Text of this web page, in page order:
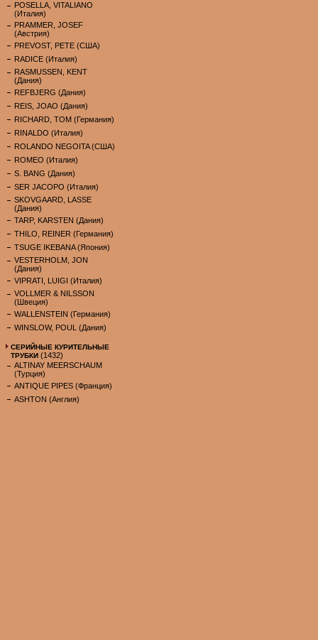
POSELLA, VITALIANO
(Италия)
PRAMMER, JOSEF
(Австрия)
PREVOST, PETE (США)
RADICE (Италия)
RASMUSSEN, KENT
(Дания)
REFBJERG (Дания)
REIS, JOAO (Дания)
RICHARD, TOM (Германия)
RINALDO (Италия)
ROLANDO NEGOITA (США)
ROMEO (Италия)
S. BANG (Дания)
SER JACOPO (Италия)
SKOVGAARD, LASSE
(Дания)
TARP, KARSTEN (Дания)
THILO, REINER (Германия)
TSUGE IKEBANA (Япония)
VESTERHOLM, JON
(Дания)
VIPRATI, LUIGI (Италия)
VOLLMER & NILSSON
(Швеция)
WALLENSTEIN (Германия)
WINSLOW, POUL (Дания)
СЕРИЙНЫЕ КУРИТЕЛЬНЫЕ
ТРУБКИ (1432)
ALTINAY MEERSCHAUM
(Турция)
ANTIQUE PIPES (Франция)
ASHTON (Англия)